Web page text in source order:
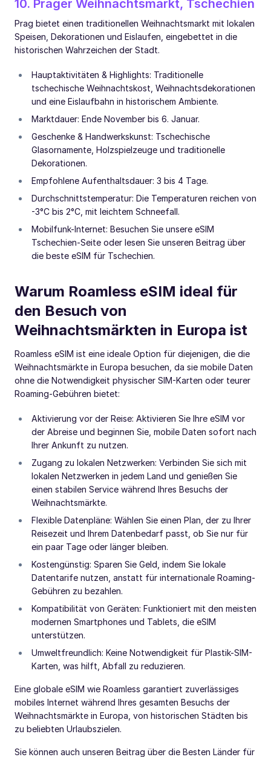
10. Prager Weihnachtsmarkt, Tschechien
Prag bietet einen traditionellen Weihnachtsmarkt mit lokalen
Speisen, Dekorationen und Eislaufen, eingebettet in die
historischen Wahrzeichen der Stadt.
Hauptaktivitäten & Highlights: Traditionelle
tschechische Weihnachtskost, Weihnachtsdekorationen
und eine Eislaufbahn in historischem Ambiente.
Marktdauer: Ende November bis 6. Januar.
Geschenke & Handwerkskunst: Tschechische
Glasornamente, Holzspielzeuge und traditionelle
Dekorationen.
Empfohlene Aufenthaltsdauer: 3 bis 4 Tage.
Durchschnittstemperatur: Die Temperaturen reichen von
-3°C bis 2°C, mit leichtem Schneefall.
Mobilfunk-Internet: Besuchen Sie unsere eSIM
Tschechien-Seite oder lesen Sie unseren Beitrag über
die beste eSIM für Tschechien.
Warum Roamless eSIM ideal für
den Besuch von
Weihnachtsmärkten in Europa ist
Roamless eSIM ist eine ideale Option für diejenigen, die die
Weihnachtsmärkte in Europa besuchen, da sie mobile Daten
ohne die Notwendigkeit physischer SIM-Karten oder teurer
Roaming-Gebühren bietet:
Aktivierung vor der Reise: Aktivieren Sie Ihre eSIM vor
der Abreise und beginnen Sie, mobile Daten sofort nach
Ihrer Ankunft zu nutzen.
Zugang zu lokalen Netzwerken: Verbinden Sie sich mit
lokalen Netzwerken in jedem Land und genießen Sie
einen stabilen Service während Ihres Besuchs der
Weihnachtsmärkte.
Flexible Datenpläne: Wählen Sie einen Plan, der zu Ihrer
Reisezeit und Ihrem Datenbedarf passt, ob Sie nur für
ein paar Tage oder länger bleiben.
Kostengünstig: Sparen Sie Geld, indem Sie lokale
Datentarife nutzen, anstatt für internationale Roaming-
Gebühren zu bezahlen.
Kompatibilität von Geräten: Funktioniert mit den meisten
modernen Smartphones und Tablets, die eSIM
unterstützen.
Umweltfreundlich: Keine Notwendigkeit für Plastik-SIM-
Karten, was hilft, Abfall zu reduzieren.
Eine globale eSIM wie Roamless garantiert zuverlässiges
mobiles Internet während Ihres gesamten Besuchs der
Weihnachtsmärkte in Europa, von historischen Städten bis
zu beliebten Urlaubszielen.
Sie können auch unseren Beitrag über die Besten Länder für